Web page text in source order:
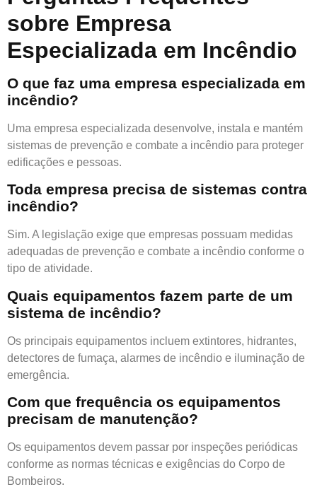
sobre Empresa
Especializada em Incêndio
O que faz uma empresa especializada em
incêndio?
Uma empresa especializada desenvolve, instala e mantém
sistemas de prevenção e combate a incêndio para proteger
edificações e pessoas.
Toda empresa precisa de sistemas contra
incêndio?
Sim. A legislação exige que empresas possuam medidas
adequadas de prevenção e combate a incêndio conforme o
tipo de atividade.
Quais equipamentos fazem parte de um
sistema de incêndio?
Os principais equipamentos incluem extintores, hidrantes,
detectores de fumaça, alarmes de incêndio e iluminação de
emergência.
Com que frequência os equipamentos
precisam de manutenção?
Os equipamentos devem passar por inspeções periódicas
conforme as normas técnicas e exigências do Corpo de
Bombeiros.